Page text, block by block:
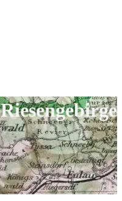
Riesengebirge